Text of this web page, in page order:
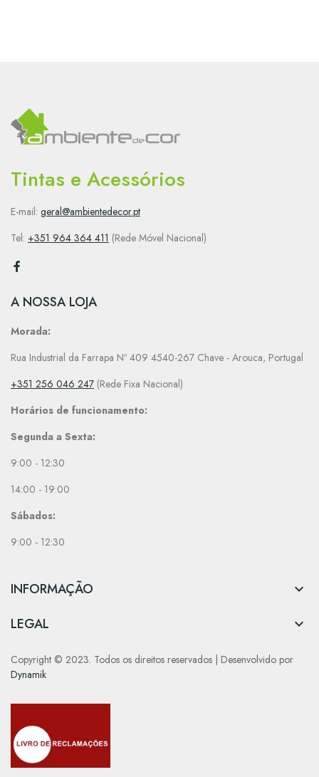
Tintas e Acessórios
E-mail: geral@ambientedecor.pt
Tel: +351 964 364 411 (Rede Móvel Nacional)
A NOSSA LOJA
Morada:
Rua Industrial da Farrapa Nº 409 4540-267 Chave - Arouca, Portugal
+351 256 046 247 (Rede Fixa Nacional)
Horários de funcionamento:
Segunda a Sexta:
9:00 - 12:30
14:00 - 19:00
Sábados:
9:00 - 12:30
INFORMAÇÃO 
LEGAL 
Copyright © 2023. Todos os direitos reservados | Desenvolvido por
Dynamik